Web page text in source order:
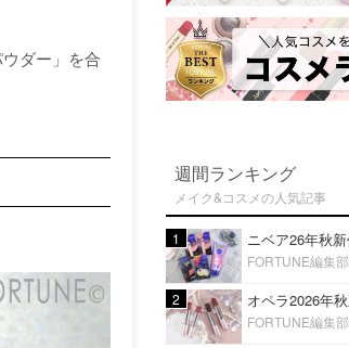
ダー」を合
週間ランキング
メイク&コスメの人気記事
1
FORTUNE編集部
2
FORTUNE編集部